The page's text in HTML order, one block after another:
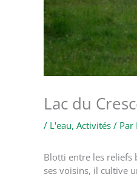
Lac du
/ L'eau, Activités / Par
Blotti entre les reliefs
ses voisins, il cultive